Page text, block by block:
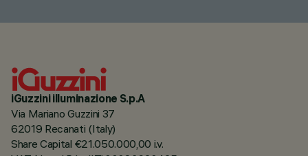
iGuzzini illuminazione S.p.A
Via Mariano Guzzini 37
62019 Recanati (Italy)
Share Capital €21.050.000,00 i.v.